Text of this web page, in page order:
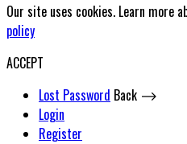
Our site uses cookies. Learn more
policy
ACCEPT
Lost Password Back ⟶
Login
Register